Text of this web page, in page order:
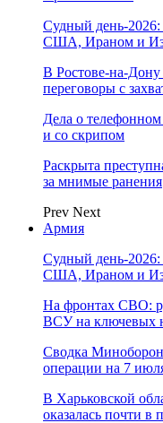
Судный день-
США, Ираном и
В Ростове-на-Дону
переговоры с
Дела о
и со скрипом
Раскрыта
за мнимые ранения
Prev Next
Армия
Судный день-
США, Ираном и
На фронтах СВО:
ВСУ на ключевых
Сводка
операции на 7
В Харьковской
оказалась почти